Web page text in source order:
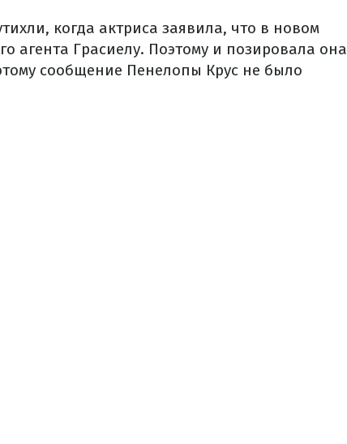
когда актриса заявила, что в новом
агента Грасиелу. Поэтому и позировала она
сообщение Пенелопы Крус не было